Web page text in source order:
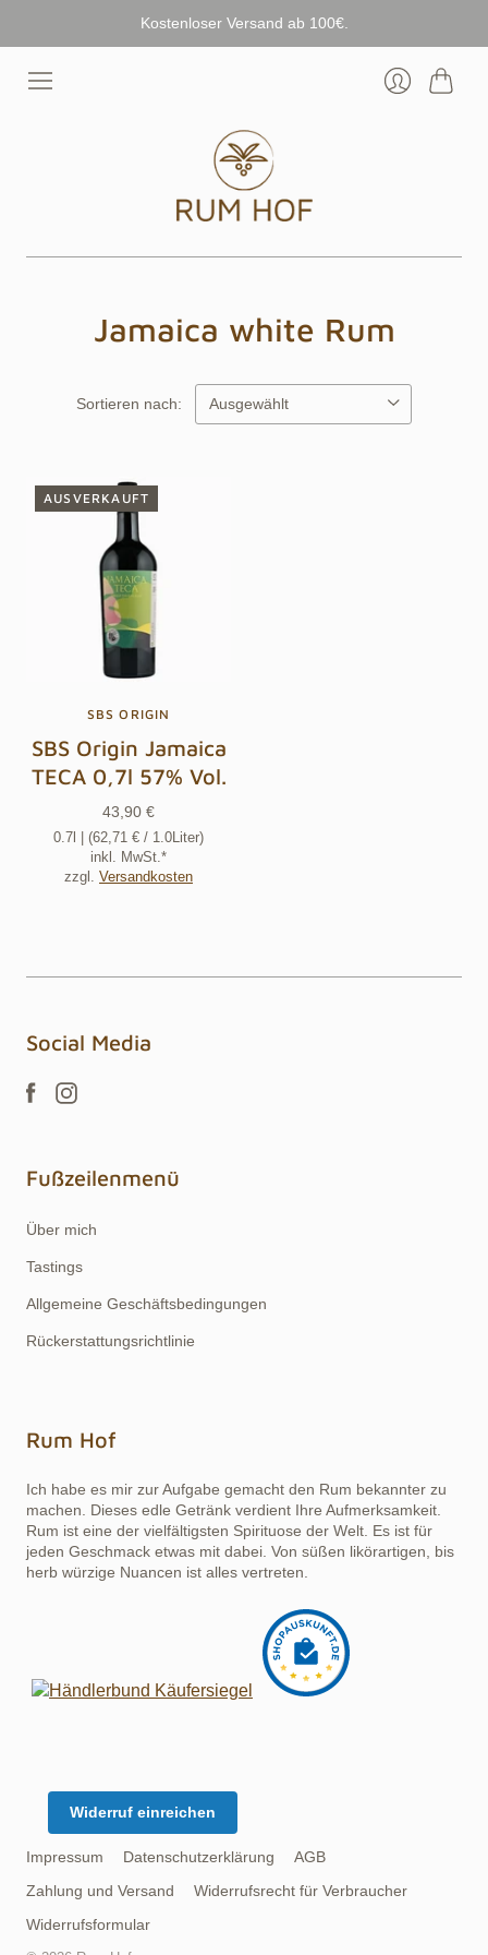
Kostenloser Versand ab 100€.
Jamaica white Rum
Sortieren nach:
AUSVERKAUFT
SBS ORIGIN
SBS Origin Jamaica
TECA 0,7l 57% Vol.
43,90 €
0.7l | (62,71 € / 1.0Liter)
inkl. MwSt.*
zzgl. Versandkosten
Social Media
Fußzeilenmenü
Über mich
Tastings
Allgemeine Geschäftsbedingungen
Rückerstattungsrichtlinie
Rum Hof
Ich habe es mir zur Aufgabe gemacht den Rum bekannter zu
machen. Dieses edle Getränk verdient Ihre Aufmerksamkeit.
Rum ist eine der vielfältigsten Spirituose der Welt. Es ist für
jeden Geschmack etwas mit dabei. Von süßen likörartigen, bis
herb würzige Nuancen ist alles vertreten.
Widerruf einreichen
Impressum Datenschutzerklärung
AGB
Zahlung und Versand
Widerrufsrecht für Verbraucher
Widerrufsformular